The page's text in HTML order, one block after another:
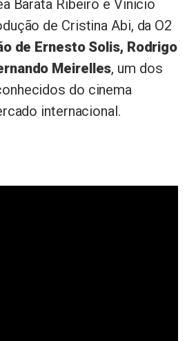
Barata Ribeiro e Vinicio
de Cristina Abi, da O2
de Ernesto Solis, Rodrigo
Meirelles, um dos
do cinema
internacional.